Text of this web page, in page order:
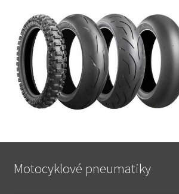
Motocyklové pneumatiky